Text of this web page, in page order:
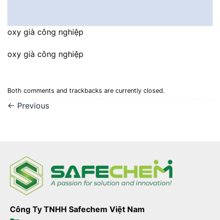
oxy già công nghiệp
oxy già công nghiệp
Both comments and trackbacks are currently closed.
← Previous
Công Ty TNHH Safechem Việt Nam